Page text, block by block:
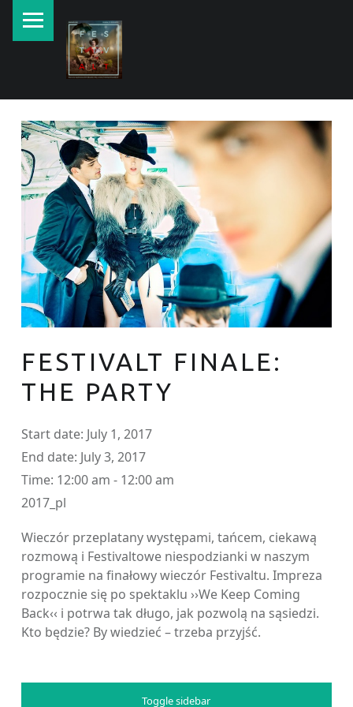
FESTIVALT FINALE:
THE PARTY
Start date: July 1, 2017
End date: July 3, 2017
Time: 12:00 am - 12:00 am
2017_pl
Wieczór przeplatany występami, tańcem, ciekawą
rozmową i Festivaltowe niespodzianki w naszym
programie na finałowy wieczór Festivaltu. Impreza
rozpocznie się po spektaklu ››We Keep Coming
Back‹‹ i potrwa tak długo, jak pozwolą na sąsiedzi.
Kto będzie? By wiedzieć – trzeba przyjść.
SIDEBAR
Toggle sidebar